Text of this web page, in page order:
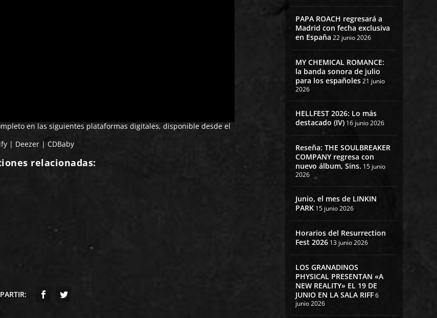
en las siguientes plataformas digitales, disponible desde el
| Deezer| CDBaby
relacionadas:
PAPA ROACH regresará a
Madrid con fecha exclusiva
en España 22 junio 2026
MY CHEMICAL ROMANCE:
la banda sonora de julio
para los españoles21 junio
2026
HELLFEST 2026: Lo más
destacado (IV) 16 junio 2026
Reseña: THE SOULBREAKER
COMPANY regresa con
nuevo álbum, Sins. 15 junio
2026
Junio, el mes de LINKIN
PARK 15 junio 2026
Horarios del Resurrection
Fest 2026 13 junio 2026
LOS GRANADINOS
PHYSICAL PRESENTAN «A
NEW REALITY» EL 19 DE
JUNIO EN LA SALA RIFF6
junio 2026